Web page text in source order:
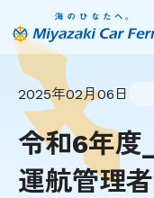
令和6年度
運航管理
2025年02月06日